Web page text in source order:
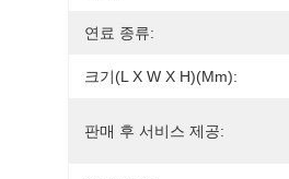
연료 종류:
크기(L X W X H)(mm):
판매 후 서비스 제공: